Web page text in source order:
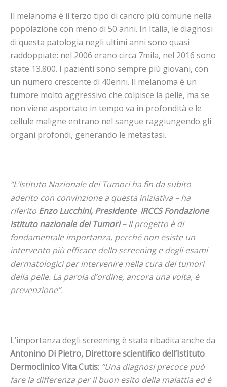
Il melanoma è il terzo tipo di cancro più comune nella
popolazione con meno di 50 anni. In Italia, le diagnosi
di questa patologia negli ultimi anni sono quasi
raddoppiate: nel 2006 erano circa 7mila, nel 2016 sono
state 13.800. I pazienti sono sempre più giovani, con
un numero crescente di 40enni. Il melanoma è un
tumore molto aggressivo che colpisce la pelle, ma se
non viene asportato in tempo va in profondità e le
cellule maligne entrano nel sangue raggiungendo gli
organi profondi, generando le metastasi.
“L’Istituto Nazionale dei Tumori ha fin da subito
aderito con convinzione a questa iniziativa – ha
riferito Enzo Lucchini, Presidente IRCCS Fondazione
Istituto nazionale dei Tumori– Il progetto è di
fondamentale importanza, perché non esiste un
intervento più efficace dello screening e degli esami
dermatologici per intervenire nella cura dei tumori
della pelle. La parola d’ordine, ancora una volta, è
prevenzione”.
L’importanza degli screening è stata ribadita anche da
Antonino Di Pietro, Direttore scientifico dell’Istituto
Dermoclinico Vita Cutis: “Una diagnosi precoce può
fare la differenza per il buon esito della malattia ed è